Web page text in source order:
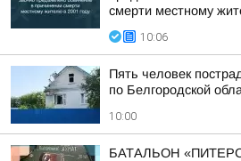
смерти местному
10:06
Пять человек
по Белгородской
10:00
БАТАЛЬОН